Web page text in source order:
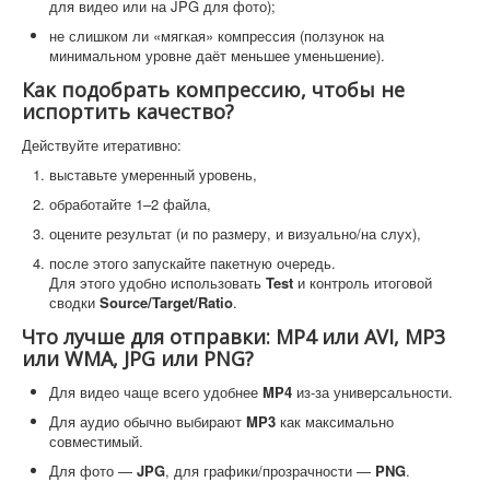
для видео или на JPG для фото);
не слишком ли «мягкая» компрессия (ползунок на
минимальном уровне даёт меньшее уменьшение).
Как подобрать компрессию, чтобы не
испортить качество?
Действуйте итеративно:
выставьте умеренный уровень,
обработайте 1–2 файла,
оцените результат (и по размеру, и визуально/на слух),
после этого запускайте пакетную очередь.
Для этого удобно использовать Test и контроль итоговой
сводки Source/Target/Ratio.
Что лучше для отправки: MP4 или AVI, MP3
или WMA, JPG или PNG?
Для видео чаще всего удобнее MP4 из-за универсальности.
Для аудио обычно выбирают MP3 как максимально
совместимый.
Для фото — JPG, для графики/прозрачности — PNG.